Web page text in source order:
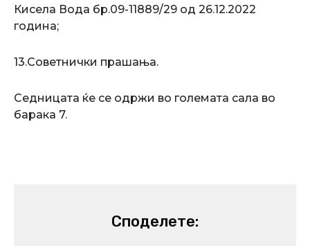
Кисела Вода бр.09-11889/29 од 26.12.2022
година;
13.Советнички прашања.
Седницата ќе се одржи во големата сала во
барака 7.
Споделете: